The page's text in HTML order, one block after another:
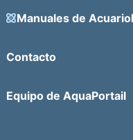
Manuales de
Contacto
Equipo de AquaPortail